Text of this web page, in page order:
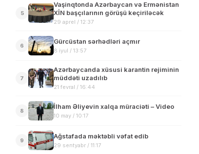
5
Vaşinqtonda Azərbaycan və Ermənistan
XİN başçılarının görüşü keçiriləcək
29 aprel / 12:37
6
Gürcüstan sərhədləri açmır
8 iyul / 13:57
7
Azərbaycanda xüsusi karantin rejiminin
müddəti uzadılıb
21 fevral / 16:44
8
İlham Əliyevin xalqa müraciəti – Video
10 may / 10:17
9
Ağstafada məktəbli vəfat edib
29 sentyabr / 11:17